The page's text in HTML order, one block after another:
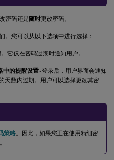
密码还是 随时更改密码。
。您可以从以下选项中进行选择：
它仅在密码过期时通知用户。
的提醒设置- 登录后，用户界面会通知
天数内过期。用户可以选择更改其密
策略。因此，如果您正在使用精细密